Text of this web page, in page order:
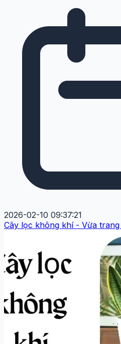
2026-02-10 09:37:21
Cây lọc không khí - Vừa